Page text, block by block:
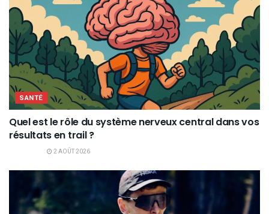
SANTÉ
Quel est le rôle du système nerveux central dans vos
résultats en trail ?
2 AOÛT 2026